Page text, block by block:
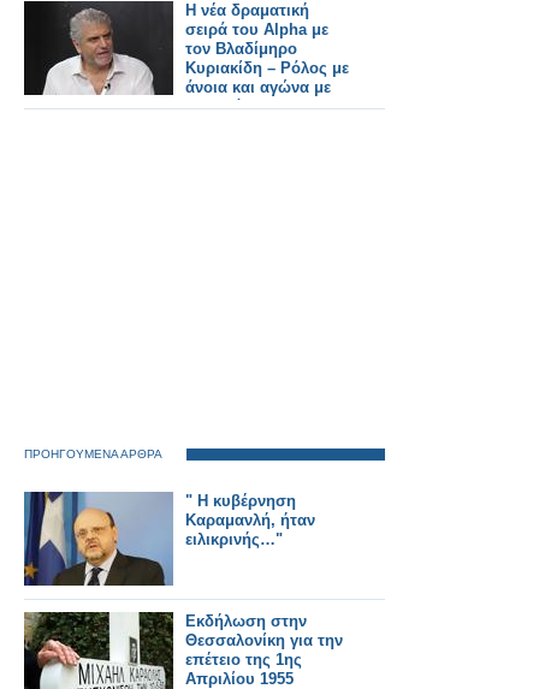
Η νέα δραματική
σειρά του Alpha με
τον Βλαδίμηρο
Κυριακίδη – Ρόλος με
άνοια και αγώνα με
τον χρόνο
ΠΡΟΗΓΟΥΜΕΝΑ ΑΡΘΡΑ
" Η κυβέρνηση
Καραμανλή, ήταν
ειλικρινής…"
Εκδήλωση στην
Θεσσαλονίκη για την
επέτειο της 1ης
Απριλίου 1955